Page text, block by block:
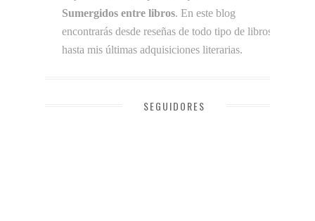
Sumergidos entre libros. En este blog
encontrarás desde reseñas de todo tipo de libros
hasta mis últimas adquisiciones literarias.
SEGUIDORES